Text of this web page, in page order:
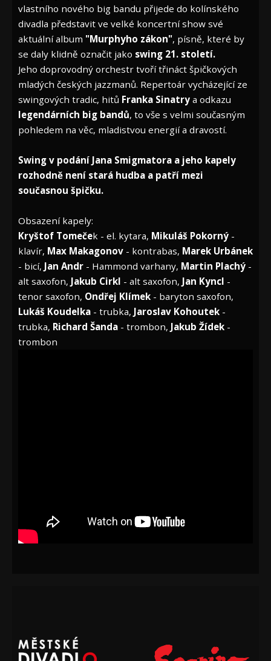
vlastního nového big bandu přijede do kolínského
divadla představit ve velké koncertní show své
aktuální album "Murphyho zákon", písně, které by
se daly klidně označit jako swing 21. století.
Jeho doprovodný orchestr tvoří třináct špičkových
mladých českých jazzmanů. Repertoár vycházející ze
swingových tradic, hitů Franka Sinatry a odkazu
legendárních big bandů, to vše s velmi současným
pohledem na věc, mladistvou energií a dravostí.
Swing v podání Jana Smigmatora a jeho kapely
rozhodně není stará hudba a patří mezi
současnou špičku.
Obsazení kapely:
Kryštof Tomeček - el. kytara, Mikuláš Pokorný -
klavír, Max Makagonov - kontrabas, Marek Urbánek
- bicí, Jan Andr - Hammond varhany, Martin Plachý -
alt saxofon, Jakub Cirkl - alt saxofon, Jan Kyncl -
tenor saxofon, Ondřej Klímek - baryton saxofon,
Lukáš Koudelka - trubka, Jaroslav Kohoutek -
trubka, Richard Šanda - trombon, Jakub Žídek -
trombon